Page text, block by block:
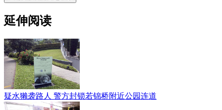
延伸阅读
疑水獭袭路人 警方封锁若锦桥附近公园连道